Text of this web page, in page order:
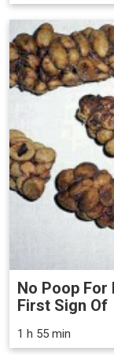
No Poop For
First Sign Of
1 h 55 min